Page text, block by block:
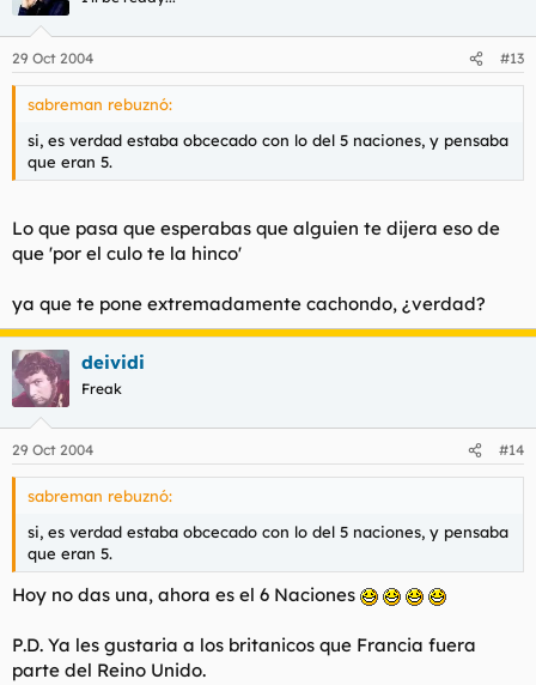
29 Oct 2004 #13
sabreman rebuznó:
si, es verdad estaba obcecado con lo del 5 naciones, y pensaba
que eran 5.
Lo que pasa que esperabas que alguien te dijera eso de
que 'por el culo te la hinco'
ya que te pone extremadamente cachondo, ¿verdad?
deividi
Freak
29 Oct 2004 #14
sabreman rebuznó:
si, es verdad estaba obcecado con lo del 5 naciones, y pensaba
que eran 5.
Hoy no das una, ahora es el 6 Naciones
P.D. Ya les gustaria a los britanicos que Francia fuera
parte del Reino Unido.